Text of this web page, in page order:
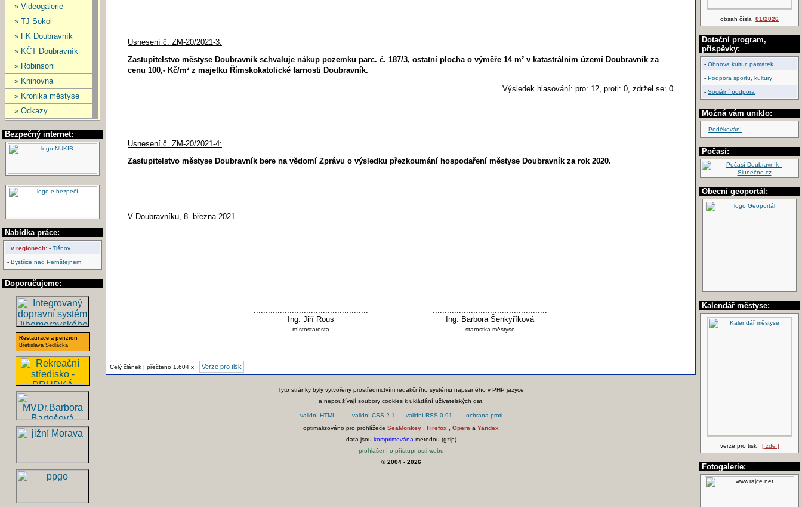
» Videogalerie
» TJ Sokol
» FK Doubravník
» KČT Doubravník
» Robinsoni
» Knihovna
» Kronika městyse
» Odkazy
Bezpečný internet:
Nabídka práce:
v regionech: - Tišnov
- Bystřice nad Pernštejnem
Doporučujeme:
Restaurace a penzion
Břetislava Sedláčka
obsah čísla 01/2026
Dotační program,
příspěvky:
- Obnova kultur. památek
- Podpora sportu, kultury
- Sociální podpora
Možná vám uniklo:
- Poděkování
Počasí:
Obecní geoportál:
Kalendář městyse:
verze pro tisk [ zde ]
Fotogalerie:
Usnesení č. ZM-20/2021-3:
Zastupitelstvo městyse Doubravník schvaluje nákup pozemku parc. č. 187/3, ostatní plocha o výměře 14 m² v katastrálním území Doubravník za
cenu 100,- Kč/m² z majetku Římskokatolické farnosti Doubravník.
Výsledek hlasování: pro: 12, proti: 0, zdržel se: 0
Usnesení č. ZM-20/2021-4:
Zastupitelstvo městyse Doubravník bere na vědomí Zprávu o výsledku přezkoumání hospodaření městyse Doubravník za rok 2020.
V Doubravníku, 8. března 2021
................................................
Ing. Jiří Rous
místostarosta
................................................
Ing. Barbora Šenkyříková
starostka městyse
Celý článek | přečteno 1.604 x Verze pro tisk
Tyto stránky byly vytvořeny prostřednictvím redakčního systému napsaného v PHP jazyce
a nepoužívají soubory cookies k ukládání uživatelských dat.
optimalizováno pro prohlížeče SeaMonkey Firefox Opera a Yandex
data jsou komprimována metodou (gzip)
prohlášení o přístupnosti webu
© 2004 - 2026